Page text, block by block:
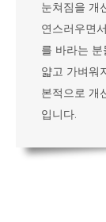
눈쳐짐을 개
연스러우면
를 바라는
얇고 가벼워
본적으로 개
입니다.